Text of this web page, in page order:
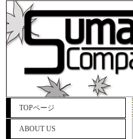
TOPページ
ABOUT US